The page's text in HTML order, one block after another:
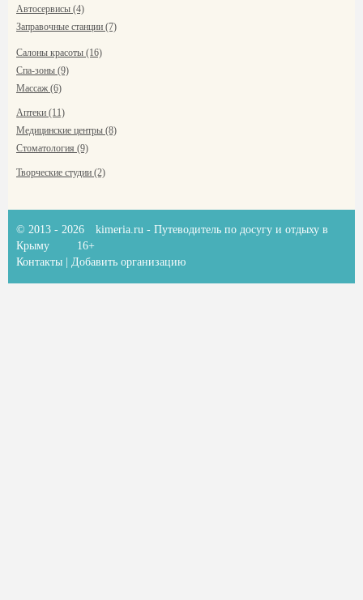
Автосервисы (4)
Заправочные станции (7)
Салоны красоты (16)
Спа-зоны (9)
Массаж (6)
Аптеки (11)
Медицинские центры (8)
Стоматология (9)
Творческие студии (2)
© 2013 - 2026 kimeria.ru - Путеводитель по досугу и отдыху в
Крыму
16+
Контакты
Добавить организацию